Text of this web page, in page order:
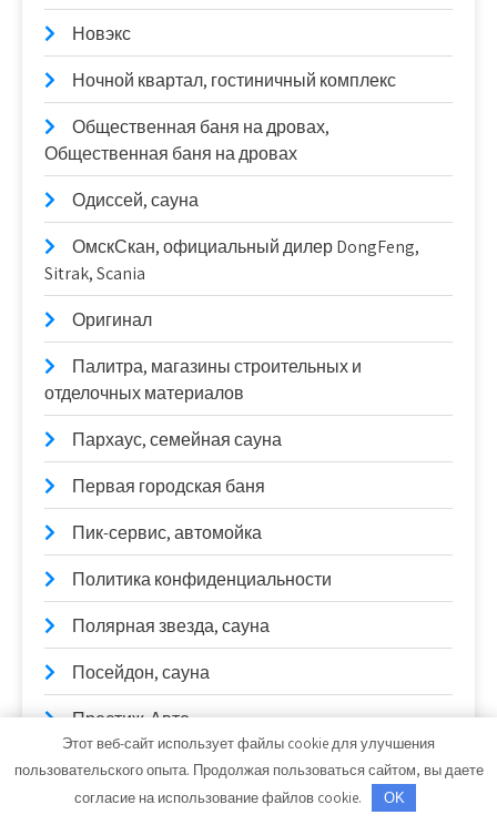
Новэкс
Ночной квартал, гостиничный комплекс
Общественная баня на дровах,
Общественная баня на дровах
Одиссей, сауна
ОмскСкан, официальный дилер DongFeng,
Sitrak, Scania
Оригинал
Палитра, магазины строительных и
отделочных материалов
Пархаус, семейная сауна
Первая городская баня
Пик-сервис, автомойка
Политика конфиденциальности
Полярная звезда, сауна
Посейдон, сауна
Престиж-Авто
Протон, оптовая компания
Этот веб-сайт использует файлы cookie для улучшения
пользовательского опыта. Продолжая пользоваться сайтом, вы даете
согласие на использование файлов cookie.
OK